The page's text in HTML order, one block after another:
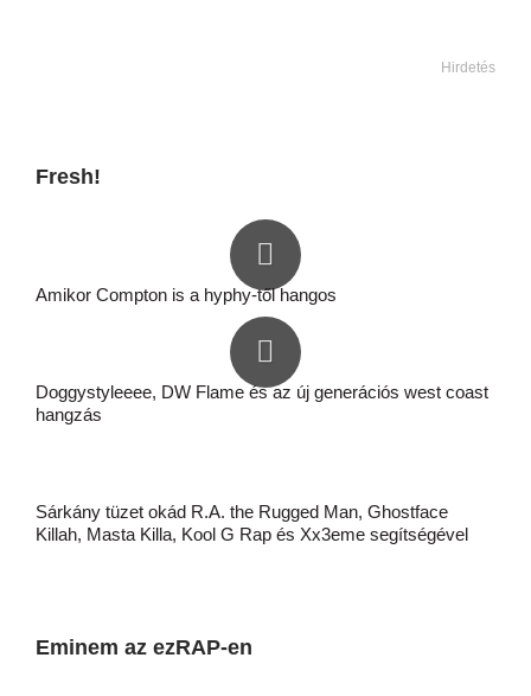
Hirdetés
Fresh!
Amikor Compton is a hyphy-től hangos
Doggystyleeee, DW Flame és az új generációs west coast
hangzás
Sárkány tüzet okád R.A. the Rugged Man, Ghostface
Killah, Masta Killa, Kool G Rap és Xx3eme segítségével
Eminem az ezRAP-en